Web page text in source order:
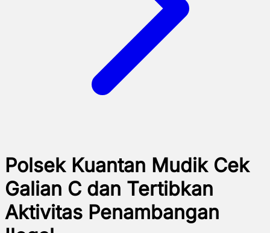
Polsek Kuantan Mudik Cek
Galian C dan Tertibkan
Aktivitas Penambangan